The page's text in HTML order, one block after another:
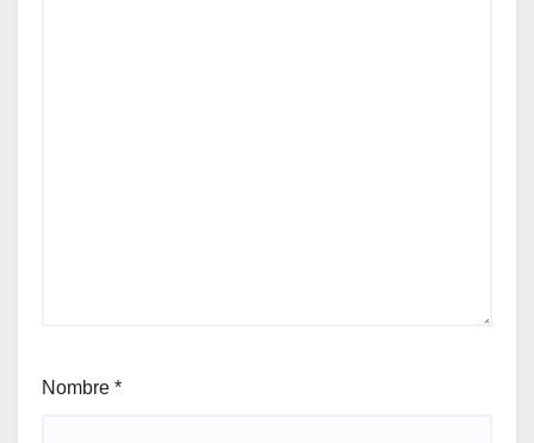
Nombre *